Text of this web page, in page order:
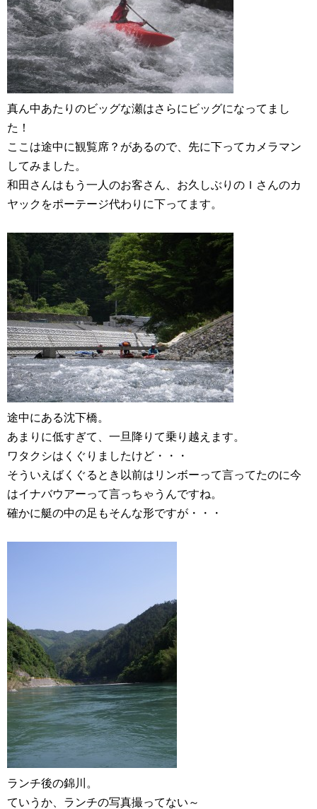
真ん中あたりのビッグな瀬はさらにビッグになってまし
た！
ここは途中に観覧席？があるので、先に下ってカメラマン
してみました。
和田さんはもう一人のお客さん、お久しぶりのＩさんのカ
ヤックをポーテージ代わりに下ってます。
途中にある沈下橋。
あまりに低すぎて、一旦降りて乗り越えます。
ワタクシはくぐりましたけど・・・
そういえばくぐるとき以前はリンボーって言ってたのに今
はイナバウアーって言っちゃうんですね。
確かに艇の中の足もそんな形ですが・・・
ランチ後の錦川。
ていうか、ランチの写真撮ってない～